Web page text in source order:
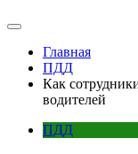
Главная
ПДД
Как
водителей
ПДД